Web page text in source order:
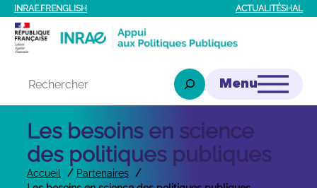
Aller
contenu
INRAE.FRENGLISH ACTUALITÉSHAL
Rechercher
Les besoins en science
des politiques publiques
Accueil
Partenaires